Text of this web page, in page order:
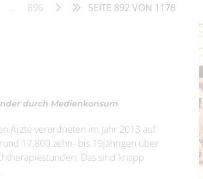
SEITE 892 VON 1178
... 896
durch Medienkonsum
Ärzte verordneten im Jahr 2013 auf
17.800 zehn- bis 19jährigen über
Das sind knapp